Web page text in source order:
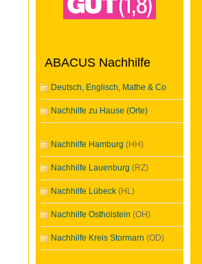
ABACUS Nachhilfe
Deutsch, Englisch, Mathe & Co
Nachhilfe zu Hause (Orte)
Nachhilfe Hamburg (HH)
Nachhilfe Lauenburg (RZ)
Nachhilfe Lübeck (HL)
Nachhilfe Ostholstein (OH)
Nachhilfe Kreis Stormarn (OD)